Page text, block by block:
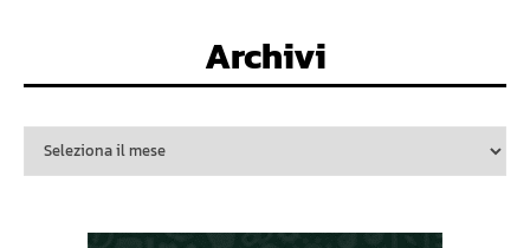
Archivi